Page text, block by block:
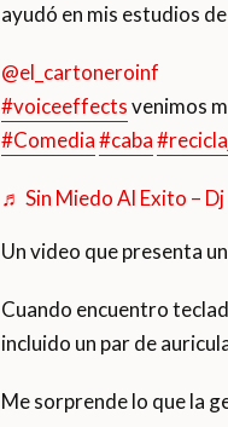
ayudó en mis estudios
@el_cartoneroinf
#voiceeffectsvenimos
#Comedia#caba
♬ Sin Miedo Al Exito –
Un video que presenta
Cuando encuentro
incluido un par de
Me sorprende lo que la